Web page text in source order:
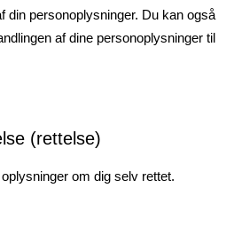
din personoplysninger. Du kan også
af dine personoplysninger til
(rettelse)
om dig selv rettet.